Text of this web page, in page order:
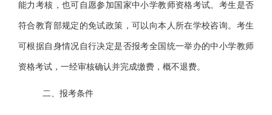
能力考核，也可自愿参加国家中小学教师资格考试。考生是否
符合教育部规定的免试政策，可以向本人所在学校咨询。考生
可根据自身情况自行决定是否报考全国统一举办的中小学教师
资格考试，一经审核确认并完成缴费，概不退费。
二、报考条件